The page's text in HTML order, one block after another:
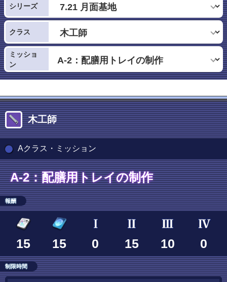
シリーズ
クラス
ミッショ
ン
木工師
Aクラス・ミッション
A-2：配膳用トレイの制作
報酬
15 15 0 15 10 0
制限時間